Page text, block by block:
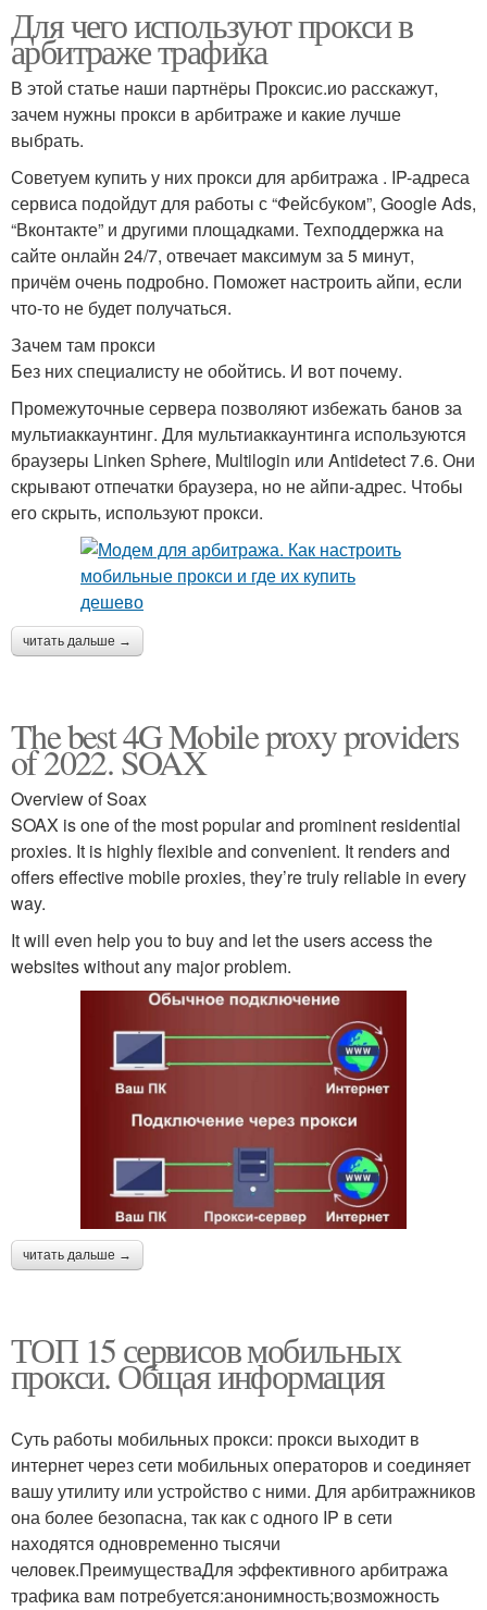
Для чего используют прокси в
арбитраже трафика
В этой статье наши партнёры Проксис.ио расскажут,
зачем нужны прокси в арбитраже и какие лучше
выбрать.
Советуем купить у них прокси для арбитража . IP-адреса
сервиса подойдут для работы с “Фейсбуком”, Google Ads,
“Вконтакте” и другими площадками. Техподдержка на
сайте онлайн 24/7, отвечает максимум за 5 минут,
причём очень подробно. Поможет настроить айпи, если
что-то не будет получаться.
Зачем там прокси
Без них специалисту не обойтись. И вот почему.
Промежуточные сервера позволяют избежать банов за
мультиаккаунтинг. Для мультиаккаунтинга используются
браузеры Linken Sphere, Multilogin или Antidetect 7.6. Они
скрывают отпечатки браузера, но не айпи-адрес. Чтобы
его скрыть, используют прокси.
читать дальше →
The best 4G Mobile proxy providers
of 2022. SOAX
Overview of Soax
SOAX is one of the most popular and prominent residential
proxies. It is highly flexible and convenient. It renders and
offers effective mobile proxies, they’re truly reliable in every
way.
It will even help you to buy and let the users access the
websites without any major problem.
читать дальше →
ТОП 15 сервисов мобильных
прокси. Общая информация
Суть работы мобильных прокси: прокси выходит в
интернет через сети мобильных операторов и соединяет
вашу утилиту или устройство с ними. Для арбитражников
она более безопасна, так как с одного IP в сети
находятся одновременно тысячи
человек.ПреимуществаДля эффективного арбитража
трафика вам потребуется:анонимность;возможность